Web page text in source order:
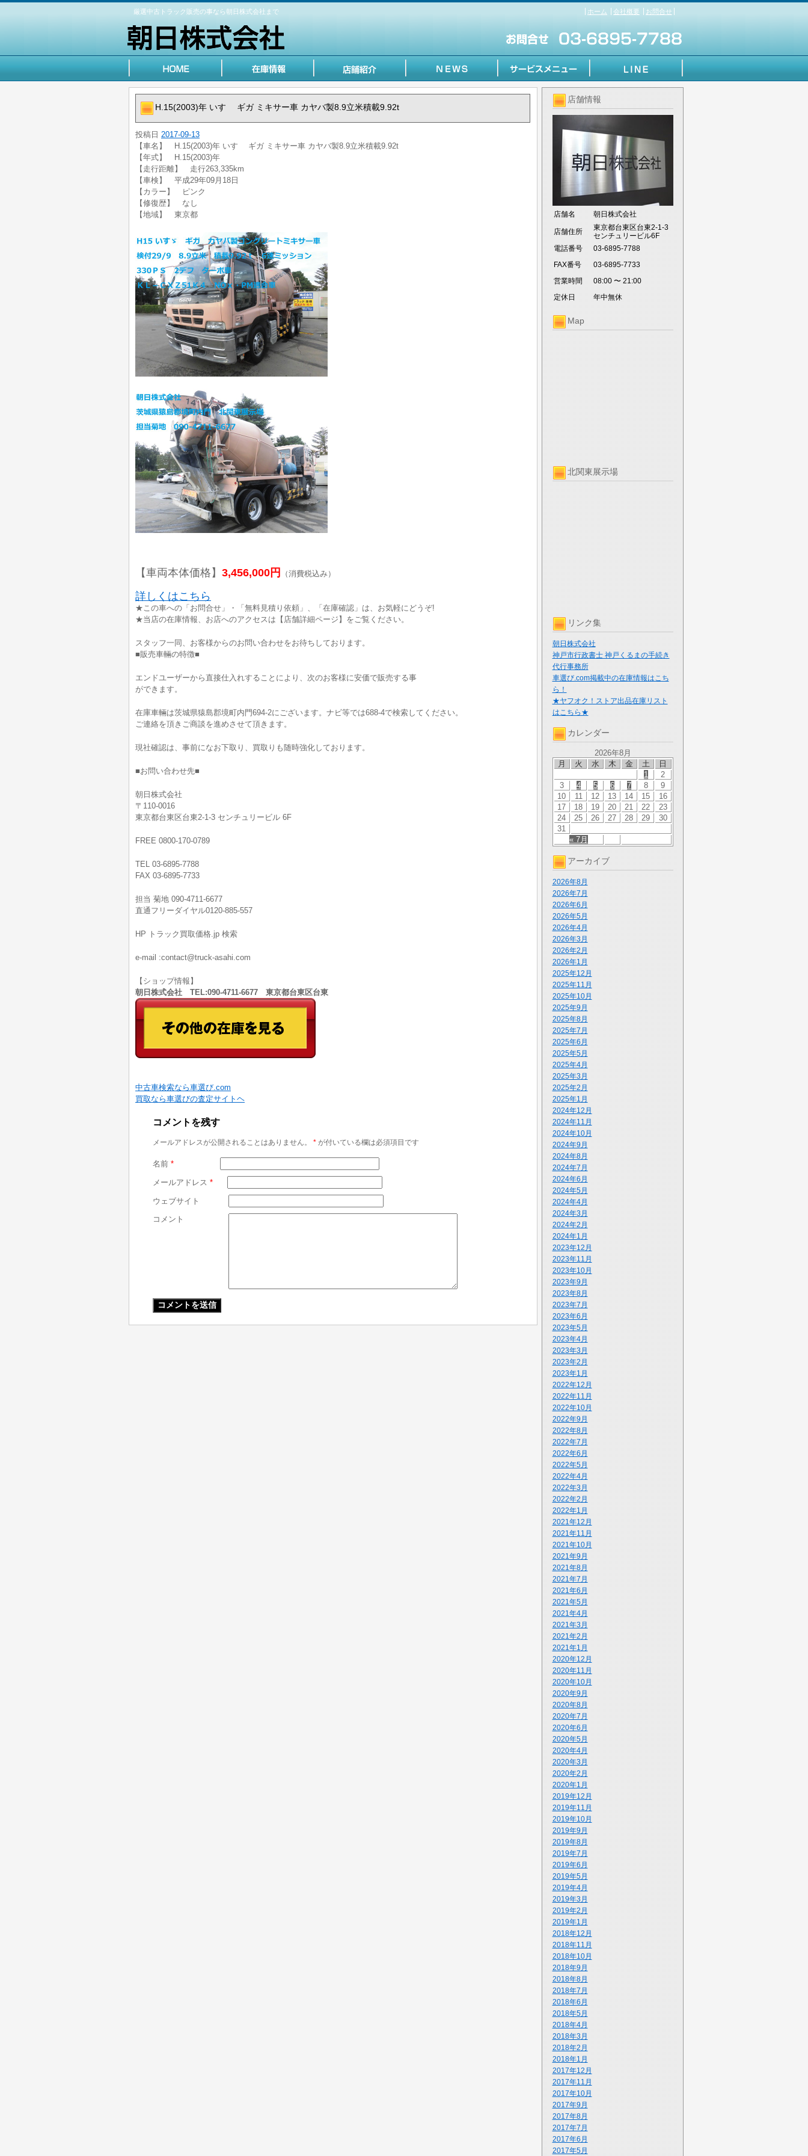
厳選中古トラック販売の事なら朝日株式会社まで ホーム 会社概要 お問合せ
店舗情報
店舗名 朝日株式会社
店舗住所
東京都台東区台東2-1-3
センチュリービル6F
電話番号
03-6895-7788
FAX番号
03-6895-7733
営業時間
08:00 〜 21:00
定休日
年中無休
Map
北関東展示場
リンク集
朝日株式会社
神戸市行政書士 神戸くるまの手続き
代行事務所
車選び.com掲載中の在庫情報はこち
ら！
★ヤフオク！ストア出品在庫リスト
はこちら★
カレンダー
2026年8月
月
火 水 木 金 土 日
« 7月
1
2
3
4 5 6 7 8
9
10
11 12 13 14 15
16
17
18 19 20 21 22
23
24
25 26 27 28 29
30
31
アーカイブ
2026年8月
2026年7月
2026年6月
2026年5月
2026年4月
2026年3月
2026年2月
2026年1月
2025年12月
2025年11月
2025年10月
2025年9月
2025年8月
2025年7月
2025年6月
2025年5月
2025年4月
2025年3月
2025年2月
2025年1月
2024年12月
2024年11月
2024年10月
2024年9月
2024年8月
2024年7月
2024年6月
2024年5月
2024年4月
2024年3月
2024年2月
2024年1月
2023年12月
2023年11月
2023年10月
2023年9月
2023年8月
2023年7月
2023年6月
2023年5月
2023年4月
2023年3月
2023年2月
2023年1月
2022年12月
2022年11月
2022年10月
2022年9月
2022年8月
2022年7月
2022年6月
2022年5月
2022年4月
2022年3月
2022年2月
2022年1月
2021年12月
2021年11月
2021年10月
2021年9月
2021年8月
2021年7月
2021年6月
2021年5月
2021年4月
2021年3月
2021年2月
2021年1月
2020年12月
2020年11月
2020年10月
2020年9月
2020年8月
2020年7月
2020年6月
2020年5月
2020年4月
2020年3月
2020年2月
2020年1月
2019年12月
2019年11月
2019年10月
2019年9月
2019年8月
2019年7月
2019年6月
2019年5月
2019年4月
2019年3月
2019年2月
2019年1月
2018年12月
2018年11月
2018年10月
2018年9月
2018年8月
2018年7月
2018年6月
2018年5月
2018年4月
2018年3月
2018年2月
2018年1月
2017年12月
2017年11月
2017年10月
2017年9月
2017年8月
2017年7月
2017年6月
2017年5月
H.15(2003)年 いすゞ ギガ ミキサー車 カヤバ製8.9立米積載9.92t
投稿日 2017-09-13
【車名】 H.15(2003)年 いすゞ ギガ ミキサー車 カヤバ製8.9立米積載9.92t
【年式】 H.15(2003)年
【走行距離】 走行263,335km
【車検】 平成29年09月18日
【カラー】 ピンク
【修復歴】 なし
【地域】 東京都
【車両本体価格】 3,456,000円 （消費税込み）
詳しくはこちら
★この車への「お問合せ」・「無料見積り依頼」、「在庫確認」は、お気軽にどうぞ!
★当店の在庫情報、お店へのアクセスは【店舗詳細ページ】をご覧ください。
スタッフ一同、お客様からのお問い合わせをお待ちしております。
■販売車輛の特徴■
エンドユーザーから直接仕入れすることにより、次のお客様に安価で販売する事
ができます。
在庫車輛は茨城県猿島郡境町内門694-2にございます。ナビ等では688-4で検索してください。
ご連絡を頂きご商談を進めさせて頂きます。
現社確認は、事前になお下取り、買取りも随時強化しております。
■お問い合わせ先■
朝日株式会社
〒110-0016
東京都台東区台東2-1-3 センチュリービル 6F
FREE 0800-170-0789
TEL 03-6895-7788
FAX 03-6895-7733
担当 菊地 090-4711-6677
直通フリーダイヤル0120-885-557
HP トラック買取価格.jp 検索
e-mail :contact@truck-asahi.com
【ショップ情報】
朝日株式会社 TEL:090-4711-6677 東京都台東区台東
中古車検索なら車選び.com
買取なら車選びの査定サイトヘ
コメントを残す
メールアドレスが公開されることはありません。 * が付いている欄は必須項目です
名前 *
メールアドレス *
ウェブサイト
コメント